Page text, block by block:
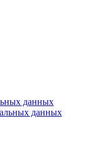
данных
данных